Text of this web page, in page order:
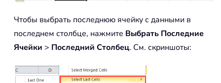
Чтобы выбрать последнюю ячейку с данными в
последнем столбце, нажмите Выбрать Последние
Ячейки > Последний Столбец. См. скриншоты: